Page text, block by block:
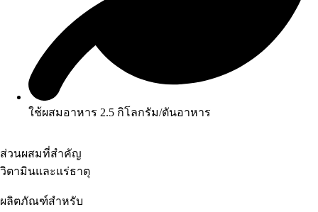
ใช้ผสมอาหาร 2.5 กิโลกรัม/ตันอาหาร
ส่วนผสมที่สำคัญ
วิตามินและแร่ธาตุ
ผลิตภัณฑ์สำหรับ